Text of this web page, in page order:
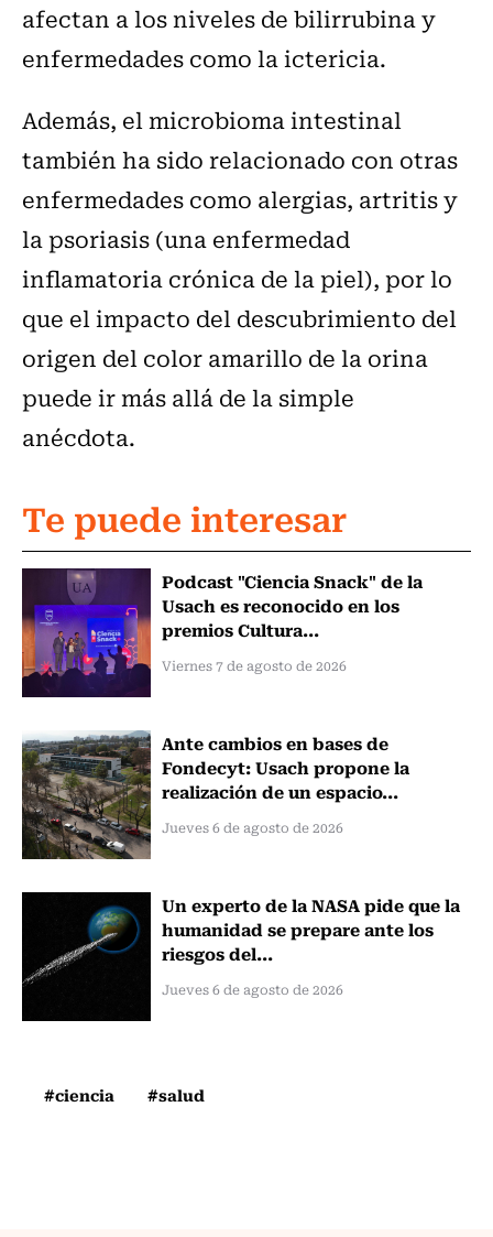
afectan a los niveles de bilirrubina y
enfermedades como la ictericia.
Además, el microbioma intestinal
también ha sido relacionado con otras
enfermedades como alergias, artritis y
la psoriasis (una enfermedad
inflamatoria crónica de la piel), por lo
que el impacto del descubrimiento del
origen del color amarillo de la orina
puede ir más allá de la simple
anécdota.
Te puede interesar
Podcast "Ciencia Snack" de la
Usach es reconocido en los
premios Cultura...
Viernes 7 de agosto de 2026
Ante cambios en bases de
Fondecyt: Usach propone la
realización de un espacio...
Jueves 6 de agosto de 2026
Un experto de la NASA pide que la
humanidad se prepare ante los
riesgos del...
Jueves 6 de agosto de 2026
#ciencia #salud